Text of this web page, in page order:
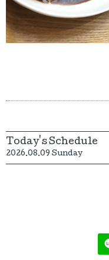
Today's Schedule
2026.08.09 Sunday